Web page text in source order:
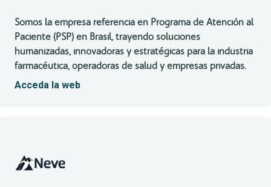
Somos la empresa referencia en Programa de Atención al
Paciente (PSP) en Brasil, trayendo soluciones
humanizadas, innovadoras y estratégicas para la industria
farmacéutica, operadoras de salud y empresas privadas.
Acceda la web